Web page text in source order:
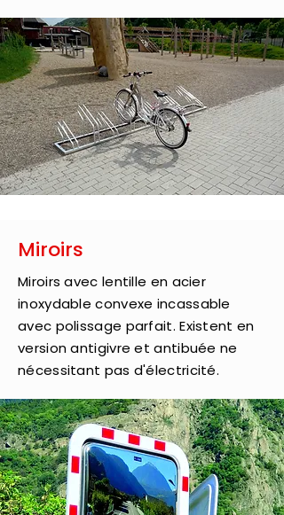
Miroirs
Miroirs avec lentille en acier
inoxydable convexe incassable
avec polissage parfait. Existent en
version antigivre et antibuée ne
nécessitant pas d'électricité.